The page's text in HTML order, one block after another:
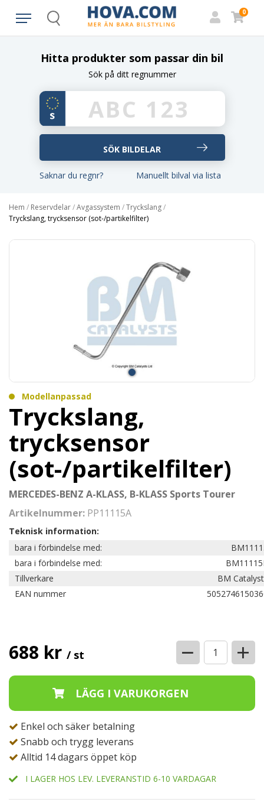
Search
0
Hitta produkter som passar din bil
Sök på ditt regnummer
Saknar du regnr? Manuellt bilval via lista
Hem / Reservdelar/Avgassystem /Tryckslang/
Tryckslang, trycksensor (sot-/partikelfilter)
Modellanpassad
Tryckslang,
trycksensor
(sot-/partikelfilter)
MERCEDES-BENZ A-KLASS, B-KLASS Sports Tourer
Artikelnummer: PP11115A
Teknisk information:
bara i förbindelse med:
bara i förbindelse med:
Tillverkare
BM
EAN nummer
688 kr / st − +
Enkel och säker betalning
Snabb och trygg leverans
Alltid 14 dagars öppet köp
I LAGER HOS LEV. LEVERANSTID 6-10 VARDAGAR